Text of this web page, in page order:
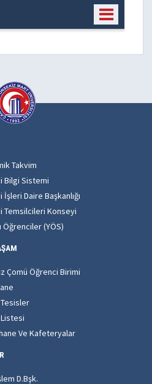
Takvim
Bilgi Sistemi
Daire Başkanlığı
Temsilcileri Konseyi
Öğrenciler (YÖS)
Çomü Öğrenci Birimi
Ve Kafeteryalar
D.Bşk.